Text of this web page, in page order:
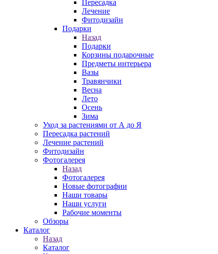
Пересадка
Лечение
Фитодизайн
Подарки
Назад
Подарки
Корзины подарочные
Предметы интерьера
Вазы
Травянчики
Весна
Лето
Осень
Зима
Уход за растениями от А до Я
Пересадка растений
Лечение растений
Фитодизайн
Фотогалерея
Назад
Фотогалерея
Новые фотографии
Наши товары
Наши услуги
Рабочие моменты
Обзоры
Каталог
Назад
Каталог